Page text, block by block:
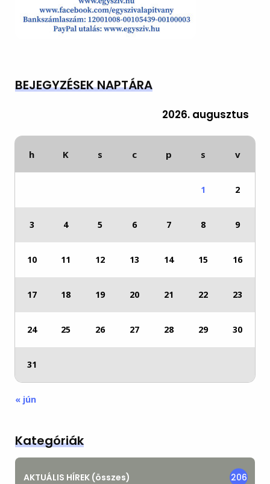
BEJEGYZÉSEK NAPTÁRA
2026. augusztus
h K s c p s v
1 2
3 4 5 6 7 8 9
10 11 12 13 14 15 16
17 18 19 20 21 22 23
24 25 26 27 28 29 30
31
« jún
Kategóriák
AKTUÁLIS HÍREK (összes) 206